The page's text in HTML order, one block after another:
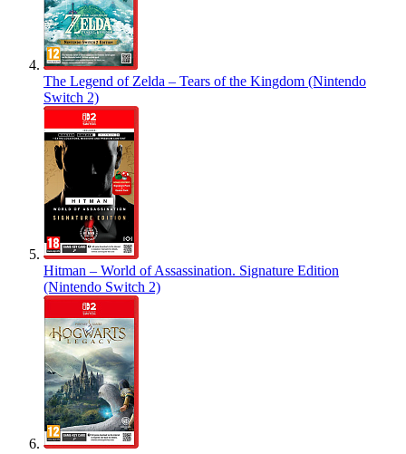
The Legend of Zelda – Tears of the Kingdom (Nintendo
Switch 2)
Hitman – World of Assassination. Signature Edition
(Nintendo Switch 2)